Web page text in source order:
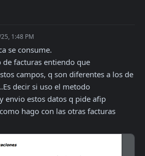
1:48 PM
se consume.
de facturas entiendo que
campos, q son diferentes a los de
decir si uso el metodo
y envio estos datos q pide afip
hago con las otras facturas